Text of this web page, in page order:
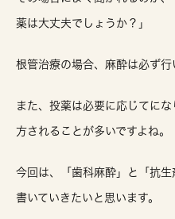
薬は大丈夫でしょうか？」
根管治療の場合、麻酔は必ず行
また、投薬は必要に応じてに
方されることが多いですよね。
今回は、「歯科麻酔」と「抗
書いていきたいと思います。